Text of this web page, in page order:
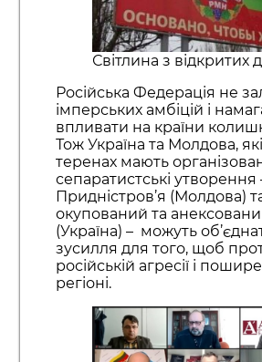
Світлина з відкритих
Російська Федерація не
імперських амбіцій і
впливати на країни
Тож Україна та Молдова,
теренах мають
сепаратистські утворення
Придністров’я (Молдова)
окупований та
(Україна) – можуть
зусилля для того, щоб
російській агресії і
регіоні.